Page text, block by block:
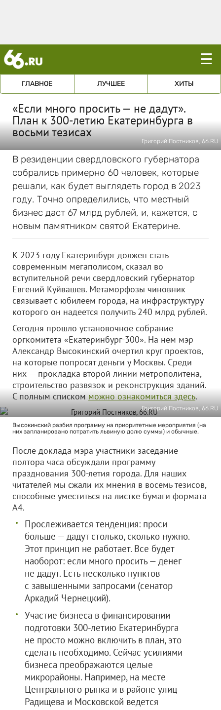
☰
ГЛАВНОЕ ЛУЧШЕЕ ХИТЫ
«Если много просить — не дадут».
План к 300-летию Екатеринбурга в
восьми тезисах
Григорий Постников, 66.RU
В резиденции свердловского губернатора
собрались примерно 60 человек, которые
решали, как будет выглядеть город в 2023
году. Точно определились, что местный
бизнес даст 67 млрд рублей, и, кажется, с
новым памятником святой Екатерине.
К 2023 году Екатеринбург должен стать
современным мегаполисом, сказал во
вступительной речи свердловский губернатор
Евгений Куйвашев. Метаморфозы чиновник
связывает с юбилеем города, на инфраструктуру
которого он надеется получить 240 млрд рублей.
Сегодня прошло установочное собрание
оргкомитета «Екатеринбург-300». На нем мэр
Александр Высокинский очертил круг проектов,
на которые попросят деньги у Москвы. Среди
них — прокладка второй линии метрополитена,
строительство развязок и реконструкция зданий.
С полным спискомможно ознакомиться здесь.
Григорий Постников, 66.RU
Высокинский разбил программу на приоритетные мероприятия (на
них запланировано потратить львиную долю суммы) и обычные.
После доклада мэра участники заседание
полтора часа обсуждали программу
празднования 300-летия города. Для наших
читателей мы сжали их мнения в восемь тезисов,
способные уместиться на листке бумаги формата
A4.
Прослеживается тенденция: проси
больше — дадут столько, сколько нужно.
Этот принцип не работает. Все будет
наоборот: если много просить — денег
не дадут. Есть несколько пунктов
с завышенными запросами (сенатор
Аркадий Чернецкий).
Участие бизнеса в финансировании
подготовки 300-летию Екатеринбурга
не просто можно включить в план, это
сделать необходимо. Сейчас усилиями
бизнеса преображаются целые
микрорайоны. Например, на месте
Центрального рынка и в районе улиц
Радищева и Московской ведется